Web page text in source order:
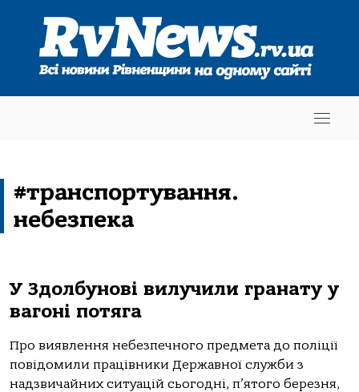
#транспортування.
небезпека
У Здолбунові вилучили гранату у
вагоні потяга
Про виявлення небезпечного предмета до поліції
повідомили працівники Державної служби з
надзвичайних ситуацій сьогодні, п’ятого березня,